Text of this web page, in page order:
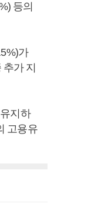
등의
가
가 지
지하
고용유